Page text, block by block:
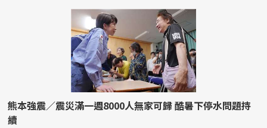
熊本強震／震災滿一週8000人無家可歸 酷暑下停水問題持
續